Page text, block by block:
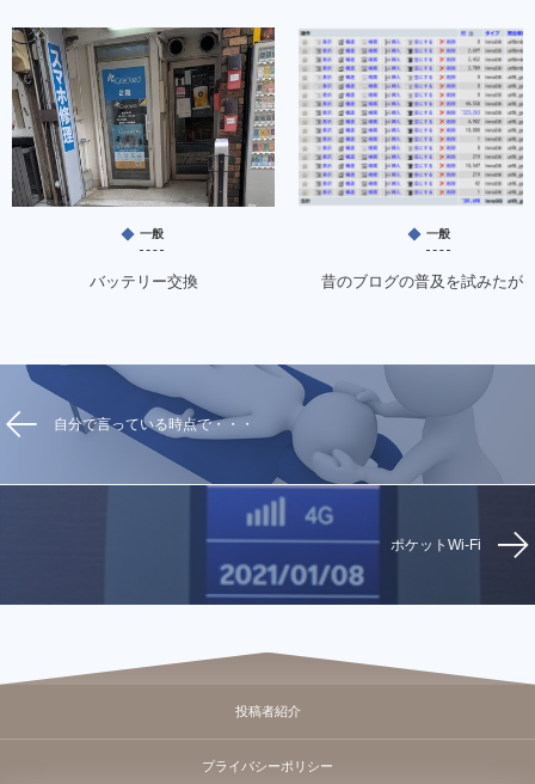
一般
バッテリー交換
一般
昔のブログの普及を試みたが
自分で言っている時点で・・・
ポケットWi-Fi
投稿者紹介
プライバシーポリシー